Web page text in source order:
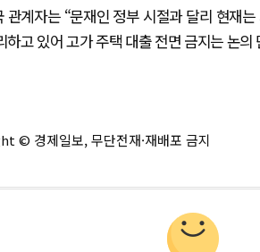
관계자는 “문재인 정부 시절과 달리 현재
하고 있어 고가 주택 대출 전면 금지는 논
© 경제일보, 무단전재·재배포 금지